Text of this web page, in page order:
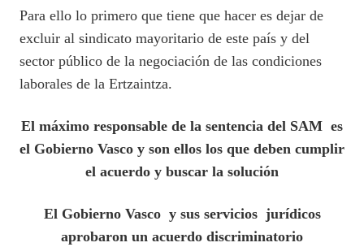
Para ello lo primero que tiene que hacer es dejar de
excluir al sindicato mayoritario de este país y del
sector público de la negociación de las condiciones
laborales de la Ertzaintza.
El máximo responsable de la sentencia del SAM es
el Gobierno Vasco y son ellos los que deben cumplir
el acuerdo y buscar la solución
El Gobierno Vasco y sus servicios jurídicos
aprobaron un acuerdo discriminatorio